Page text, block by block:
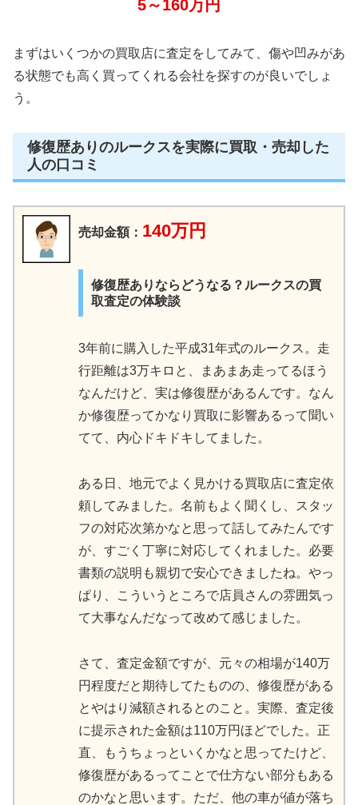
5～160万円
まずはいくつかの買取店に査定をしてみて、傷や凹みがあ
る状態でも高く買ってくれる会社を探すのが良いでしょ
う。
修復歴ありのルークスを実際に買取・売却した
人の口コミ
売却金額： 140万円
修復歴ありならどうなる？ルークスの買
取査定の体験談
3年前に購入した平成31年式のルークス。走
行距離は3万キロと、まあまあ走ってるほう
なんだけど、実は修復歴があるんです。なん
か修復歴ってかなり買取に影響あるって聞い
てて、内心ドキドキしてました。
ある日、地元でよく見かける買取店に査定依
頼してみました。名前もよく聞くし、スタッ
フの対応次第かなと思って話してみたんです
が、すごく丁寧に対応してくれました。必要
書類の説明も親切で安心できましたね。やっ
ぱり、こういうところで店員さんの雰囲気っ
て大事なんだなって改めて感じました。
さて、査定金額ですが、元々の相場が140万
円程度だと期待してたものの、修復歴がある
とやはり減額されるとのこと。実際、査定後
に提示された金額は110万円ほどでした。正
直、もうちょっといくかなと思ってたけど、
修復歴があるってことで仕方ない部分もある
のかなと思います。ただ、他の車が値が落ち